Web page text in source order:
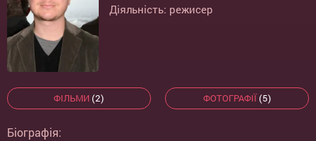
Діяльність: режисер
ФІЛЬМИ (2) ФОТОГРАФІЇ(5)
Біографія: